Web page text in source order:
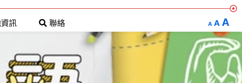
訊 聯絡 A A A